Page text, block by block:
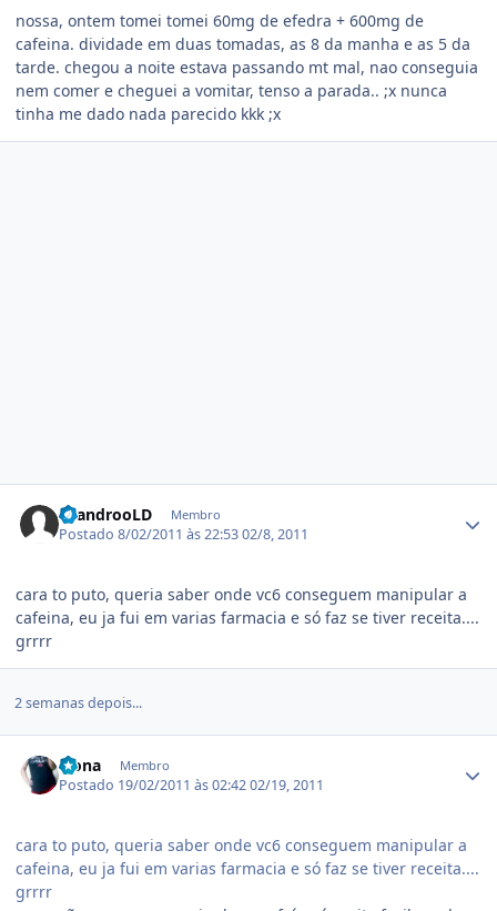
nossa, ontem tomei tomei 60mg de efedra + 600mg de
cafeina. dividade em duas tomadas, as 8 da manha e as 5 da
tarde. chegou a noite estava passando mt mal, nao conseguia
nem comer e cheguei a vomitar, tenso a parada.. ;x nunca
tinha me dado nada parecido kkk ;x
LeandrooLD Membro
Postado8/02/2011 às 22:5302/8, 2011
cara to puto, queria saber onde vc6 conseguem manipular a
cafeina, eu ja fui em varias farmacia e só faz se tiver receita....
grrrr
2 semanas depois...
leona Membro
Postado 19/02/2011 às 02:4202/19, 2011
cara to puto, queria saber onde vc6 conseguem manipular a
cafeina, eu ja fui em varias farmacia e só faz se tiver receita....
grrrr